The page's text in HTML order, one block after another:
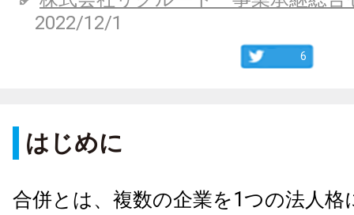
2022/12/1
6
はじめに
合併とは、複数の企業を1つの法人格